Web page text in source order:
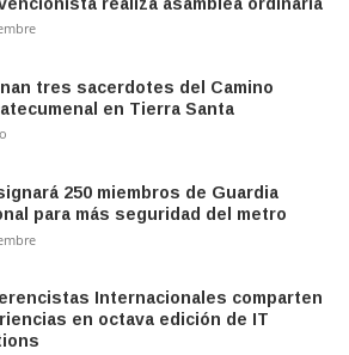
tres sacerdotes del Camino
en Tierra Santa
250 miembros de Guardia
para más seguridad del metro
Internacionales comparten
en octava edición de IT